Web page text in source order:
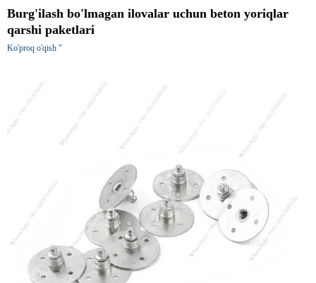
Burg'ilash bo'lmagan ilovalar uchun beton yoriqlar
qarshi paketlari
Ko'proq o'qish "